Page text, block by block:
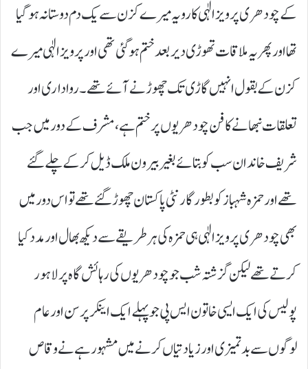
کے چودھری پرویز الٰہی کا رویہ میرے کزن سے یک دم دوستانہ ہو گیا
تھا اور پھر یہ ملاقات تھوڑی دیر بعد ختم ہو گئی تھی اور پرویز الٰہی میرے
کزن کے بقول انہیں گاڑی تک چھوڑنے آئے تھے۔ رواداری اور
تعلقات نبھانے کا فن چودھریوں پر ختم ہے، مشرف کے دور میں جب
شریف خاندان سب کو بتائے بغیر بیرون ملک ڈیل کر کے چلے گئے
تھے اور حمزہ شہباز کو بطور گارنٹی پاکستان چھوڑ گئے تھے تو اس دور میں
بھی چودھری پرویز الٰہی ہی حمزہ کی ہر طریقے سے دیکھ بھال اور مدد کیا
کرتے تھے لیکن گزشتہ شب جو چودھریوں کی رہائش گاہ پر لاہور
پولیس کی ایک ایسی خاتون ایس پی جو پہلے ایک اینکر پرسن اور عام
لوگوں سے بدتمیزی اور زیادتیاں کرنے میں مشہور ہے نے وقاص